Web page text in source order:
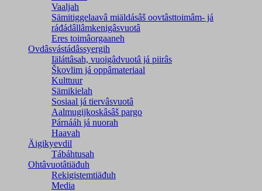
Vaaljah
Sämitiggelaavâ miäldásâš oovtâsttoimâm- já
ráđádâllâmkenigâsvuotâ
Eres toimâorgaaneh
Ovdâsvástádâssyergih
Iäláttâsah, vuoigâdvuotâ já piirâs
Škovlim já oppâmateriaal
Kulttuur
Sämikielah
Sosiaal já tiervâsvuotâ
Aalmugijkoskâsâš pargo
Párnááh já nuorah
Haavah
Äigikyevdil
Tábáhtusah
Ohtâvuotâtiäđuh
Rekigistemtiäđuh
Media